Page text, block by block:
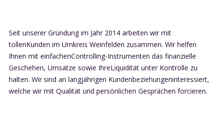
Seit unserer Gründung im Jahr 2014 arbeiten wir mit
tollenKunden im Umkreis Weinfelden zusammen. Wir helfen
Ihnen mit einfachenControlling-Instrumenten das finanzielle
Geschehen, Umsätze sowie IhreLiquidität unter Kontrolle zu
halten. Wir sind an langjährigen Kundenbeziehungeninteressiert,
welche wir mit Qualität und persönlichen Gesprächen forcieren.